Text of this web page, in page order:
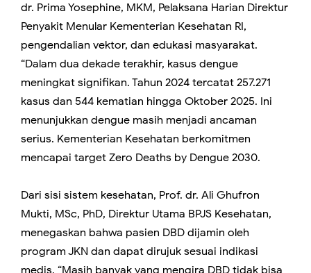
dr. Prima Yosephine, MKM, Pelaksana Harian Direktur
Penyakit Menular Kementerian Kesehatan RI,
pengendalian vektor, dan edukasi masyarakat.
“Dalam dua dekade terakhir, kasus dengue
meningkat signifikan. Tahun 2024 tercatat 257.271
kasus dan 544 kematian hingga Oktober 2025. Ini
menunjukkan dengue masih menjadi ancaman
serius. Kementerian Kesehatan berkomitmen
mencapai target Zero Deaths by Dengue 2030.
Dari sisi sistem kesehatan, Prof. dr. Ali Ghufron
Mukti, MSc, PhD, Direktur Utama BPJS Kesehatan,
menegaskan bahwa pasien DBD dijamin oleh
program JKN dan dapat dirujuk sesuai indikasi